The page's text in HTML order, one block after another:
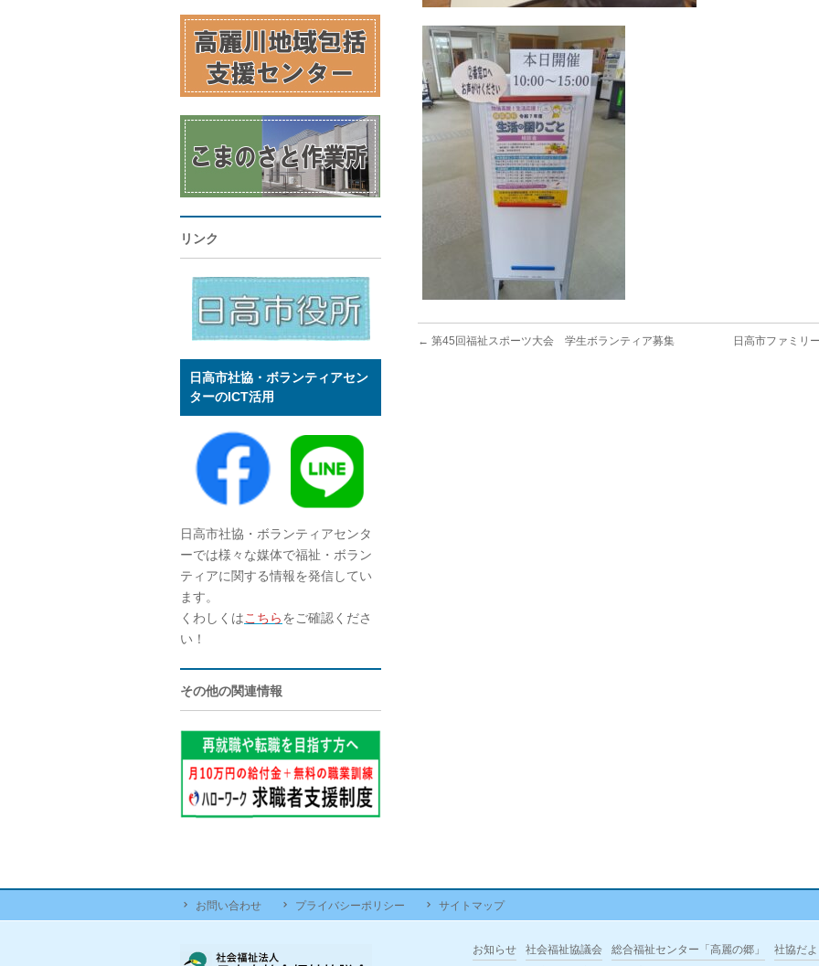
リンク
日高市社協・ボランティアセン
ターのICT活用
日高市社協・ボランティアセンタ
ーでは様々な媒体で福祉・ボラン
ティアに関する情報を発信してい
ます。
くわしくはこちらをご確認くださ
い！
その他の関連情報
← 第45回福祉スポーツ大会 学生ボランティア募集 日高市ファミリ
お問い合わせ プライバシーポリシー サイトマップ
お知らせ 社会福祉協議会 総合福祉センター「高麗の郷」 社協だよ